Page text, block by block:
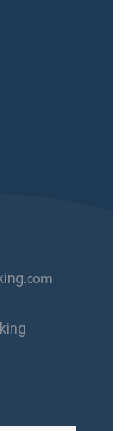
.com